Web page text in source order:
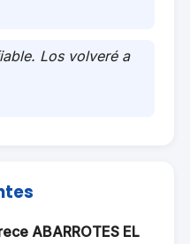
Los volveré a
ABARROTES EL